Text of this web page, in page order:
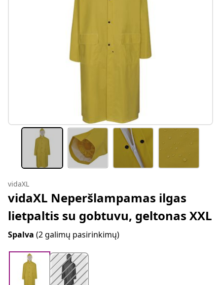
vidaXL
vidaXL Neperšlampamas ilgas
lietpaltis su gobtuvu, geltonas XXL
Spalva (2 galimų pasirinkimų)